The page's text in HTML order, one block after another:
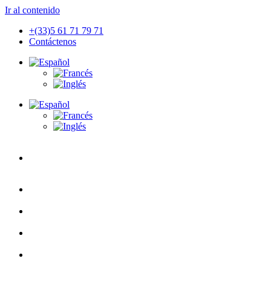
Ir al contenido
+(33)5 61 71 79 71
Contáctenos